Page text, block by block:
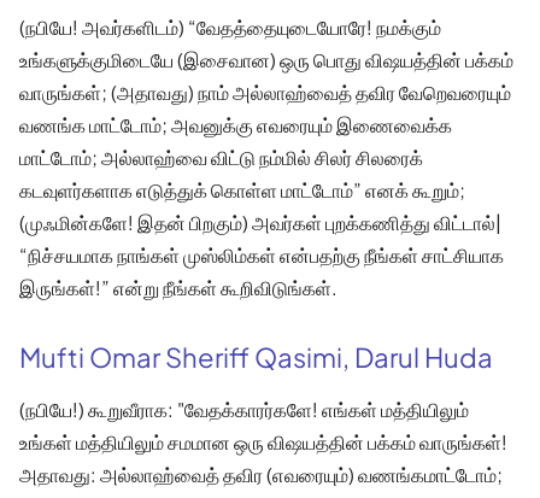
(நபியே! அவர்களிடம்) “வேதத்தையுடையோரே! நமக்கும்
உங்களுக்குமிடையே (இசைவான) ஒரு பொது விஷயத்தின் பக்கம்
வாருங்கள்; (அதாவது) நாம் அல்லாஹ்வைத் தவிர வேறெவரையும்
வணங்க மாட்டோம்; அவனுக்கு எவரையும் இணைவைக்க
மாட்டோம்; அல்லாஹ்வை விட்டு நம்மில் சிலர் சிலரைக்
கடவுளர்களாக எடுத்துக் கொள்ள மாட்டோம்” எனக் கூறும்;
(முஃமின்களே! இதன் பிறகும்) அவர்கள் புறக்கணித்து விட்டால்|
“நிச்சயமாக நாங்கள் முஸ்லிம்கள் என்பதற்கு நீங்கள் சாட்சியாக
இருங்கள்!” என்று நீங்கள் கூறிவிடுங்கள்.
Mufti Omar Sheriff Qasimi, Darul Huda
(நபியே!) கூறுவீராக: "வேதக்காரர்களே! எங்கள் மத்தியிலும்
உங்கள் மத்தியிலும் சமமான ஒரு விஷயத்தின் பக்கம் வாருங்கள்!
அதாவது: அல்லாஹ்வைத் தவிர (எவரையும்) வணங்கமாட்டோம்;